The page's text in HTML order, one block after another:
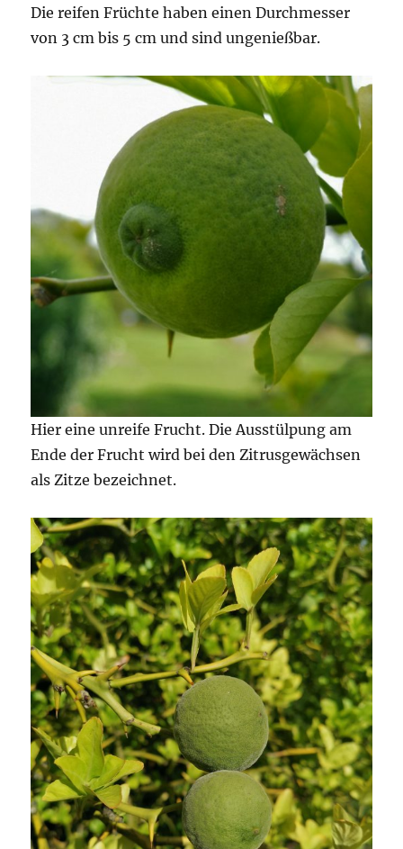
Die reifen Früchte haben einen Durchmesser
von 3 cm bis 5 cm und sind ungenießbar.
Hier eine unreife Frucht. Die Ausstülpung am
Ende der Frucht wird bei den Zitrusgewächsen
als Zitze bezeichnet.